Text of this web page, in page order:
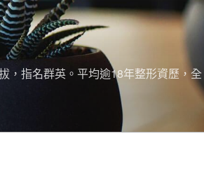
，指名群英。平均逾18年整形資歷，全